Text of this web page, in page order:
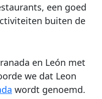
een goed
buiten de
en León met
we dat Leon
wordt genoemd.